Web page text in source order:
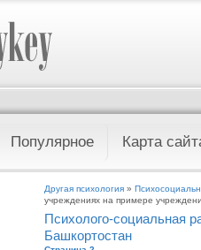
Популярное Карта
Другая психология »
учреждениях на примере
Психолого-социальная
Башкортостан